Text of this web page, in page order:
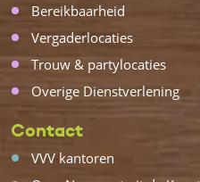
Bereikbaarheid
Vergaderlocaties
Trouw & partylocaties
Overige Dienstverlening
Contact
VVV kantoren